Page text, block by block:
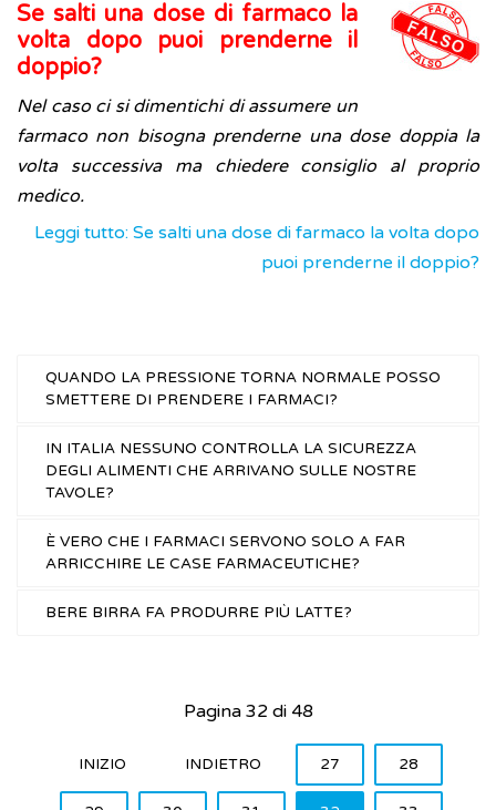
Se salti una dose di farmaco la
volta dopo puoi prenderne il
doppio?
Nel caso ci si dimentichi di assumere un
farmaco non bisogna prenderne una dose doppia la
volta successiva ma chiedere consiglio al proprio
medico.
Leggi tutto: Se salti una dose di farmaco la volta dopo
puoi prenderne il doppio?
QUANDO LA PRESSIONE TORNA NORMALE POSSO
SMETTERE DI PRENDERE I FARMACI?
IN ITALIA NESSUNO CONTROLLA LA SICUREZZA
DEGLI ALIMENTI CHE ARRIVANO SULLE NOSTRE
TAVOLE?
È VERO CHE I FARMACI SERVONO SOLO A FAR
ARRICCHIRE LE CASE FARMACEUTICHE?
BERE BIRRA FA PRODURRE PIÙ LATTE?
Pagina 32 di 48
INIZIO INDIETRO 27 28